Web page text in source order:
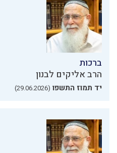
ברכות
הרב אליקים לבנון
יד תמוז התשפו (29.06.2026)